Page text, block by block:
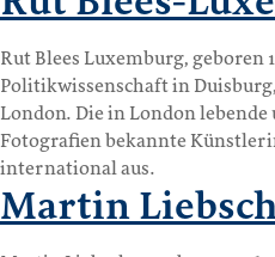
Rut Blees Luxemburg, geboren
Politikwissenschaft in
London. Die in London
Fotografien bekannte
international aus.
Martin